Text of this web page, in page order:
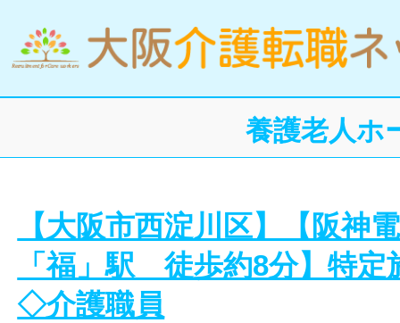
養護老人ホ
【大阪市西淀川区】【阪神
「福」駅 徒歩約8分】特定
◇介護職員